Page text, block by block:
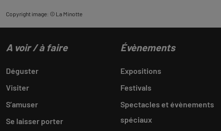
Copyright image: © La Minotte
A voir / à faire
Déguster
Visiter
S’amuser
Se laisser porter
Évènements
Expositions
Festivals
Spectacles et évènements
spéciaux